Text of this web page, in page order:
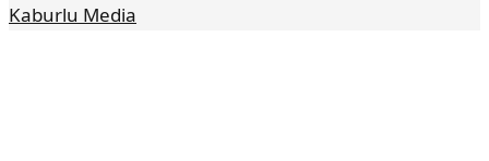
Kaburlu Media